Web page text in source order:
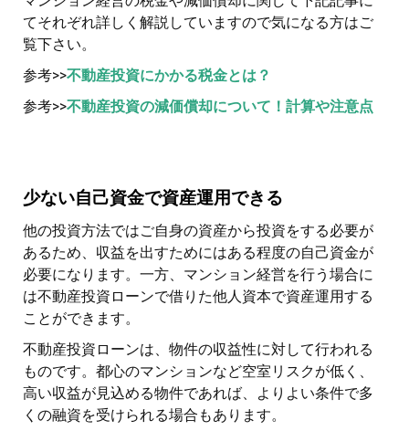
てそれぞれ詳しく解説していますので気になる方はご
覧下さい。
参考>>不動産投資にかかる税金とは？
参考>>不動産投資の減価償却について！計算や注意点
少ない自己資金で資産運用できる
他の投資方法ではご自身の資産から投資をする必要が
あるため、収益を出すためにはある程度の自己資金が
必要になります。一方、マンション経営を行う場合に
は不動産投資ローンで借りた他人資本で資産運用する
ことができます。
不動産投資ローンは、物件の収益性に対して行われる
ものです。都心のマンションなど空室リスクが低く、
高い収益が見込める物件であれば、よりよい条件で多
くの融資を受けられる場合もあります。